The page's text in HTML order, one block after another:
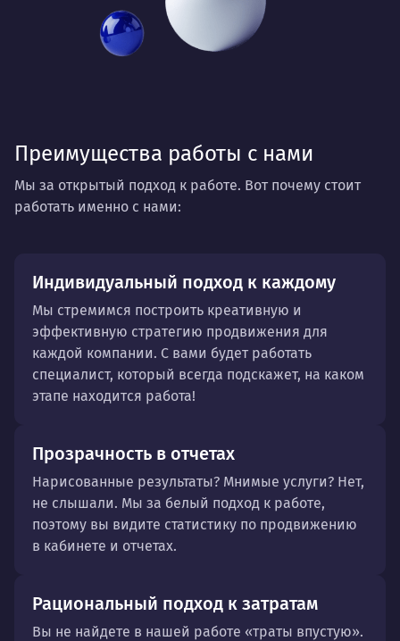
Преимущества работы с нами
Мы за открытый подход к работе. Вот почему стоит
работать именно с нами:
Индивидуальный подход к каждому
Мы стремимся построить креативную и
эффективную стратегию продвижения для
каждой компании. С вами будет работать
специалист, который всегда подскажет, на каком
этапе находится работа!
Прозрачность в отчетах
Нарисованные результаты? Мнимые услуги? Нет,
не слышали. Мы за белый подход к работе,
поэтому вы видите статистику по продвижению
в кабинете и отчетах.
Рациональный подход к затратам
Вы не найдете в нашей работе «траты впустую».